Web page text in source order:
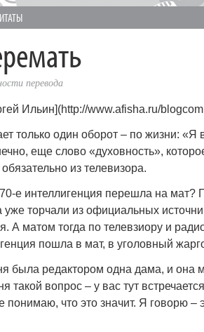
перевода
Ильин](http://www.afisha.ru/
только один оборот – по жизни: «Я
еще слово «духовность»,
из телевизора.
интеллигенция перешла на мат?
уже торчали из официальных
А матом тогда по телевзиору и
пошла в мат, в уголовный
была редактором одна дама, и она
такой вопрос – у вас тут
понимаю, что это значит. Я говорю –